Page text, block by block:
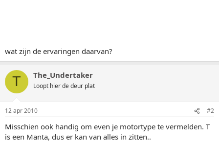
wat zijn de ervaringen daarvan?
T The_Undertaker
Loopt hier de deur plat
12 apr 2010 #2
Misschien ook handig om even je motortype te vermelden. T
is een Manta, dus er kan van alles in zitten..